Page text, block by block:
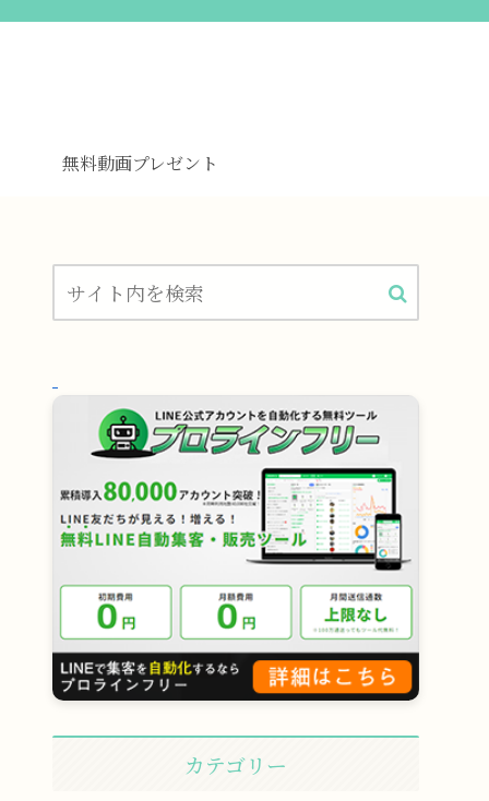
無料動画プレゼント
カテゴリー